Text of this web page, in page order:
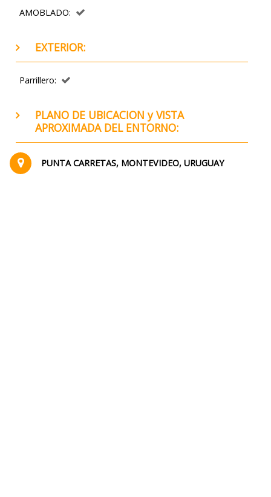
AMOBLADO:
EXTERIOR:
Parrillero:
PLANO DE UBICACION y VISTA
APROXIMADA DEL ENTORNO:
PUNTA CARRETAS, MONTEVIDEO, URUGUAY